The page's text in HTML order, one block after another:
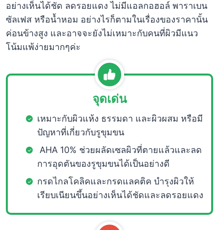
อย่างเห็นได้ชัด ลดรอยแดง ไม่มีแอลกอฮอล์ พาราเบน
ซัลเฟส หรือน้ำหอม อย่างไรก็ตามในเรื่องของราคานั้น
ค่อนข้างสูง และอาจจะยังไม่เหมาะกับคนที่ผิวมีแนว
โน้มแพ้ง่ายมากๆค่ะ
จุดเด่น
เหมาะกับผิวแห้ง ธรรมดา และผิวผสม หรือมี
ปัญหาที่เกี่ยวกับรูขุมขน
AHA 10% ช่วยผลัดเซลผิวที่ตายแล้วและลด
การอุดตันของรูขุมขนได้เป็นอย่างดี
กรดไกลโคลิคและกรดแลคติค บำรุงผิวให้
เรียบเนียนขึ้นอย่างเห็นได้ชัดและลดรอยแดง